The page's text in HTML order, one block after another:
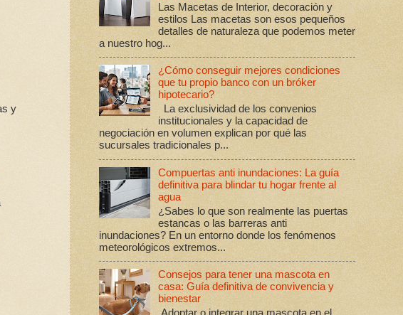
y
Las Macetas de Interior, decoración y
estilos Las macetas son esos pequeños
detalles de naturaleza que podemos meter
a nuestro hog...
¿Cómo conseguir mejores condiciones
que tu propio banco con un bróker
hipotecario?
La exclusividad de los convenios
institucionales y la capacidad de
negociación en volumen explican por qué las
sucursales tradicionales p...
Compuertas anti inundaciones: La guía
definitiva para blindar tu hogar frente al
agua
¿Sabes lo que son realmente las puertas
estancas o las barreras anti
inundaciones? En un entorno donde los fenómenos
meteorológicos extremos...
Consejos para tener una mascota en
casa: Guía definitiva de convivencia y
bienestar